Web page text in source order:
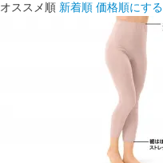
オススメ順 新着順 価格順にする